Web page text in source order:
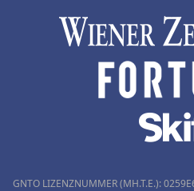
GNTO LIZENZNUMMER (MH.T.E.):